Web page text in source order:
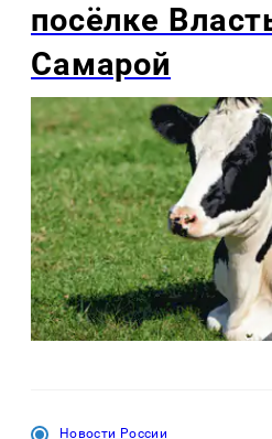
посёлке
Самарой
Новости России